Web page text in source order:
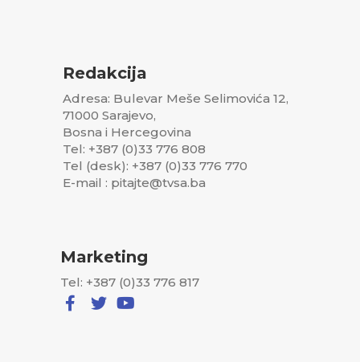
Redakcija
Adresa: Bulevar Meše Selimovića 12,
71000 Sarajevo,
Bosna i Hercegovina
Tel: +387 (0)33 776 808
Tel (desk): +387 (0)33 776 770
E-mail : pitajte@tvsa.ba
Marketing
Tel: +387 (0)33 776 817